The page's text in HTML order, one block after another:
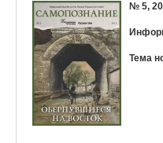
№ 5,
Тема